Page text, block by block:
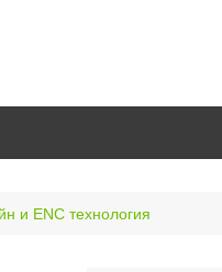
и ENC технология